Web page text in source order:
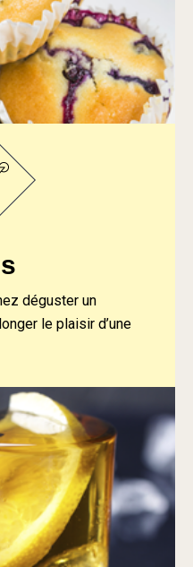
déguster un
le plaisir d’une